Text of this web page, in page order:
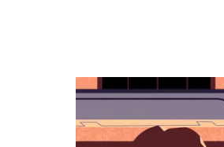
可
浏
览
日